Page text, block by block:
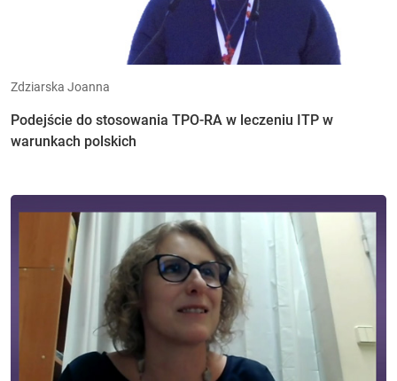
Zdziarska Joanna
Podejście do stosowania TPO-RA w leczeniu ITP w
warunkach polskich